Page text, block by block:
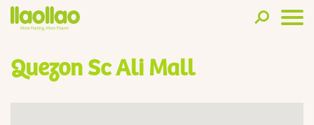
Quezon Sc Ali Mall